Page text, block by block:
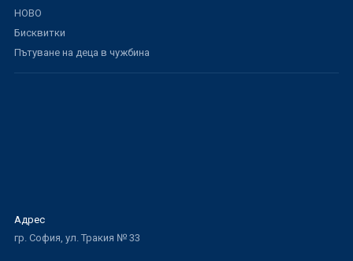
НОВО
Бисквитки
Пътуване на деца в чужбина
Адрес
гр. София, ул. Тракия № 33